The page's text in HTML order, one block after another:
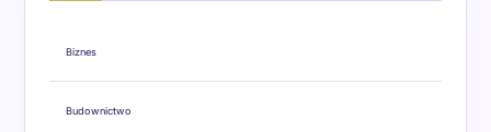
Biznes
Budownictwo